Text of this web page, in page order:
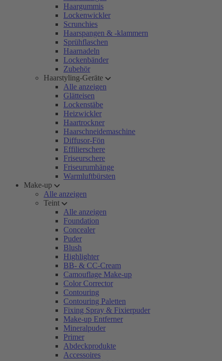
Haargummis
Lockenwickler
Scrunchies
Haarspangen & -klammern
Sprühflaschen
Haarnadeln
Lockenbänder
Zubehör
Haarstyling-Geräte
Alle anzeigen
Glätteisen
Lockenstäbe
Heizwickler
Haartrockner
Haarschneidemaschine
Diffusor-Fön
Effilierschere
Friseurschere
Friseurumhänge
Warmluftbürsten
Make-up
Alle anzeigen
Teint
Alle anzeigen
Foundation
Concealer
Puder
Blush
Highlighter
BB- & CC-Cream
Camouflage Make-up
Color Corrector
Contouring
Contouring Paletten
Fixing Spray & Fixierpuder
Make-up Entferner
Mineralpuder
Primer
Abdeckprodukte
Accessoires